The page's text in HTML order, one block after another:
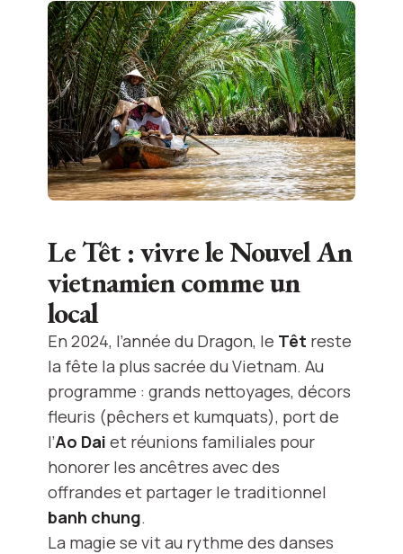
Le Têt : vivre le Nouvel An
vietnamien comme un
local
En 2024, l’année du Dragon, le Têt reste
la fête la plus sacrée du Vietnam. Au
programme : grands nettoyages, décors
fleuris (pêchers et kumquats), port de
l’Ao Dai et réunions familiales pour
honorer les ancêtres avec des
offrandes et partager le traditionnel
banh chung.
La magie se vit au rythme des danses